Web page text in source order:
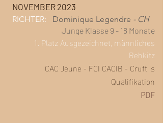
NOVEMBER 2023
RICHTER: Dominique Legendre - CH
Junge Klasse 9 - 18 Monate
1. PlatzAusgezeichnet, männliches
Rehkitz
CAC Jeune - FCI CACIB - Cruft 's
Qualifikation
PDF